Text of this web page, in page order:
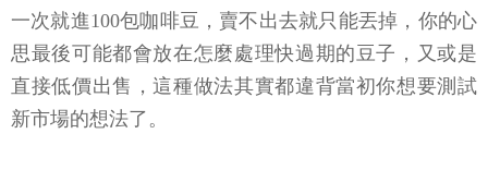
一次就進100包咖啡豆，賣不出去就只能丟掉，你的心
思最後可能都會放在怎麼處理快過期的豆子，又或是
直接低價出售，這種做法其實都違背當初你想要測試
新市場的想法了。